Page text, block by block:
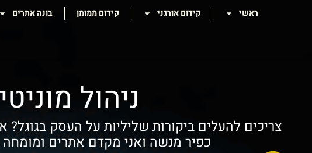
ראשי קידום אורגני קידום ממומן בונה אתרים
ניהול
צריכים להעלים ביקורות שליליות על העסק בגוגל?
כפיר מנשה ואני מקדם אתרים ומומחה